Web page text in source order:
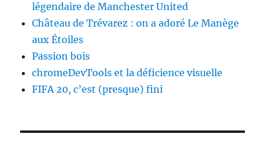
légendaire de Manchester United
Château de Trévarez : on a adoré Le Manège
aux Étoiles
Passion bois
chromeDevTools et la déficience visuelle
FIFA 20, c’est (presque) fini